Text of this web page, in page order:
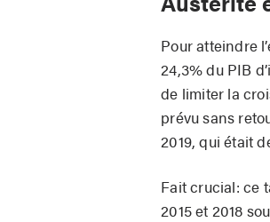
Pour atteindre
24,3% du PIB
de limiter la
prévu sans
2019, qui était
Fait crucial: ce
2015 et 2018